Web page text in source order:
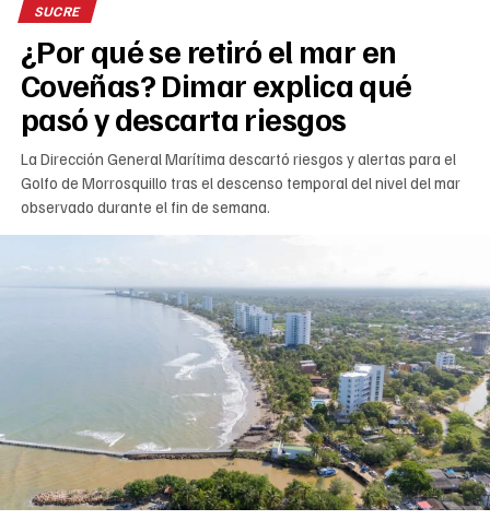
SUCRE
¿Por qué se retiró el mar en
Coveñas? Dimar explica qué
pasó y descarta riesgos
La Dirección General Marítima descartó riesgos y alertas para el
Golfo de Morrosquillo tras el descenso temporal del nivel del mar
observado durante el fin de semana.